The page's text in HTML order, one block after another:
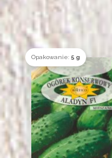
Opakowanie:5 g